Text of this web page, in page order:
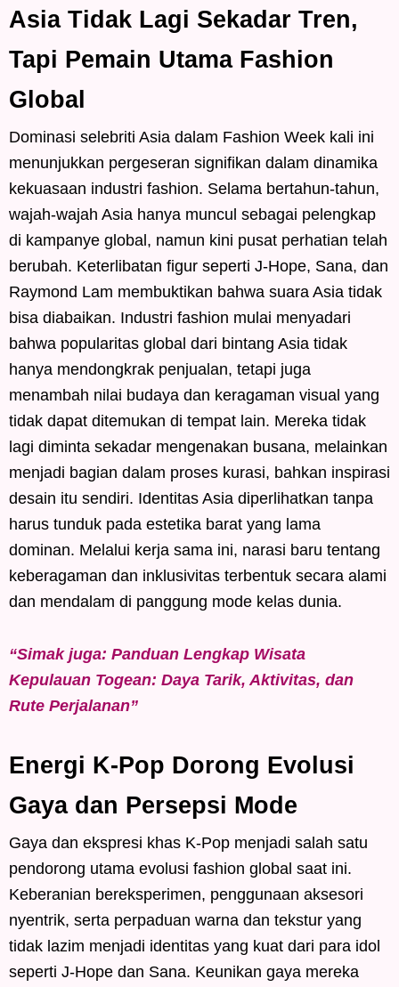
Asia Tidak Lagi Sekadar Tren,
Tapi Pemain Utama Fashion
Global
Dominasi selebriti Asia dalam Fashion Week kali ini
menunjukkan pergeseran signifikan dalam dinamika
kekuasaan industri fashion. Selama bertahun-tahun,
wajah-wajah Asia hanya muncul sebagai pelengkap
di kampanye global, namun kini pusat perhatian telah
berubah. Keterlibatan figur seperti J-Hope, Sana, dan
Raymond Lam membuktikan bahwa suara Asia tidak
bisa diabaikan. Industri fashion mulai menyadari
bahwa popularitas global dari bintang Asia tidak
hanya mendongkrak penjualan, tetapi juga
menambah nilai budaya dan keragaman visual yang
tidak dapat ditemukan di tempat lain. Mereka tidak
lagi diminta sekadar mengenakan busana, melainkan
menjadi bagian dalam proses kurasi, bahkan inspirasi
desain itu sendiri. Identitas Asia diperlihatkan tanpa
harus tunduk pada estetika barat yang lama
dominan. Melalui kerja sama ini, narasi baru tentang
keberagaman dan inklusivitas terbentuk secara alami
dan mendalam di panggung mode kelas dunia.
“Simak juga: Panduan Lengkap Wisata
Kepulauan Togean: Daya Tarik, Aktivitas, dan
Rute Perjalanan”
Energi K-Pop Dorong Evolusi
Gaya dan Persepsi Mode
Gaya dan ekspresi khas K-Pop menjadi salah satu
pendorong utama evolusi fashion global saat ini.
Keberanian bereksperimen, penggunaan aksesori
nyentrik, serta perpaduan warna dan tekstur yang
tidak lazim menjadi identitas yang kuat dari para idol
seperti J-Hope dan Sana. Keunikan gaya mereka